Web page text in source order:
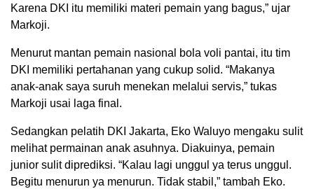
Karena DKI itu memiliki materi pemain yang bagus,” ujar
Markoji.
Menurut mantan pemain nasional bola voli pantai, itu tim
DKI memiliki pertahanan yang cukup solid. “Makanya
anak-anak saya suruh menekan melalui servis,” tukas
Markoji usai laga final.
Sedangkan pelatih DKI Jakarta, Eko Waluyo mengaku sulit
melihat permainan anak asuhnya. Diakuinya, pemain
junior sulit diprediksi. “Kalau lagi unggul ya terus unggul.
Begitu menurun ya menurun. Tidak stabil,” tambah Eko.